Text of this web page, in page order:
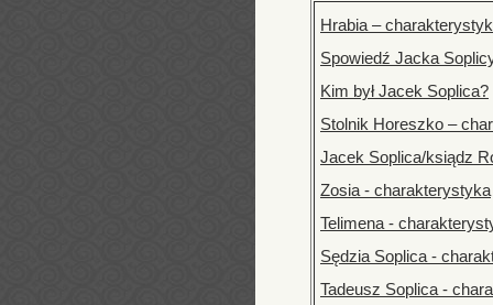
Hrabia –
Spowiedź Jacka
Kim był Jacek Soplica?
Stolnik Horeszko –
Jacek Soplica/ksiądz
Zosia - charakterystyka
Telimena -
Sędzia Soplica -
Tadeusz Soplica -